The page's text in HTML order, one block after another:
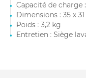
Capacité de charge
Dimensions : 35 x
Poids : 3,2 kg
Entretien : Siège